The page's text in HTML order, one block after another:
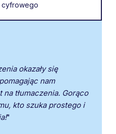
cyfrowego
okazały się
nam
tłumaczenia. Gorąco
kto szuka prostego i
"